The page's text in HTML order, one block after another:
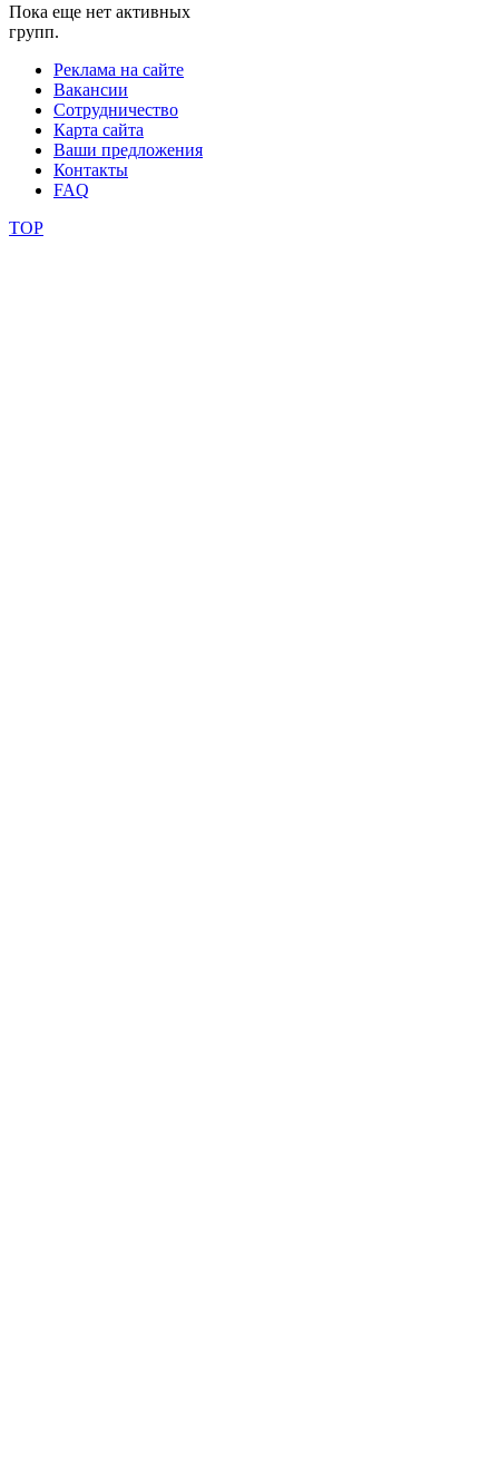
Пока еще нет активных
групп.
Реклама на сайте
Вакансии
Сотрудничество
Карта сайта
Ваши предложения
Контакты
FAQ
TOP